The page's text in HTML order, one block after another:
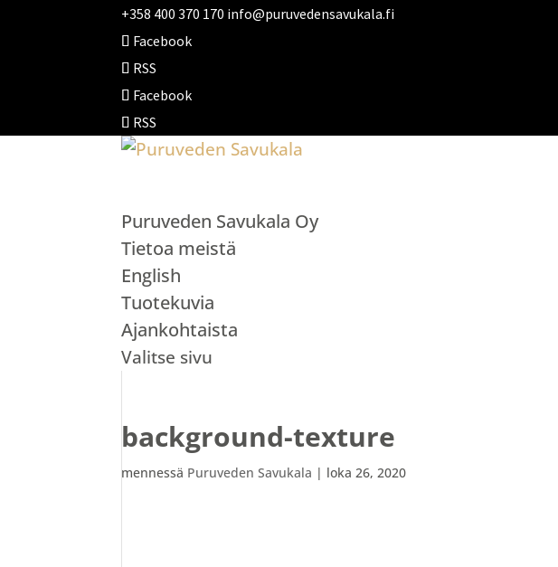
+358 400 370 170 info@puruvedensavukala.fi
Facebook
RSS
Facebook
RSS
Puruveden Savukala Oy
Tietoa meistä
English
Tuotekuvia
Ajankohtaista
Valitse sivu
background-texture
mennessä Puruveden Savukala | loka 26, 2020